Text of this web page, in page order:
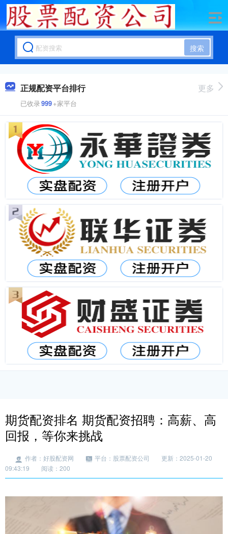
搜索
正规配资平台排行
已收录999+家平台
更多
期货配资排名 期货配资招聘：高薪、高
回报，等你来挑战
作者：好股配资网 平台：股票配资公司
更新：2025-01-20
09:43:19
阅读：200